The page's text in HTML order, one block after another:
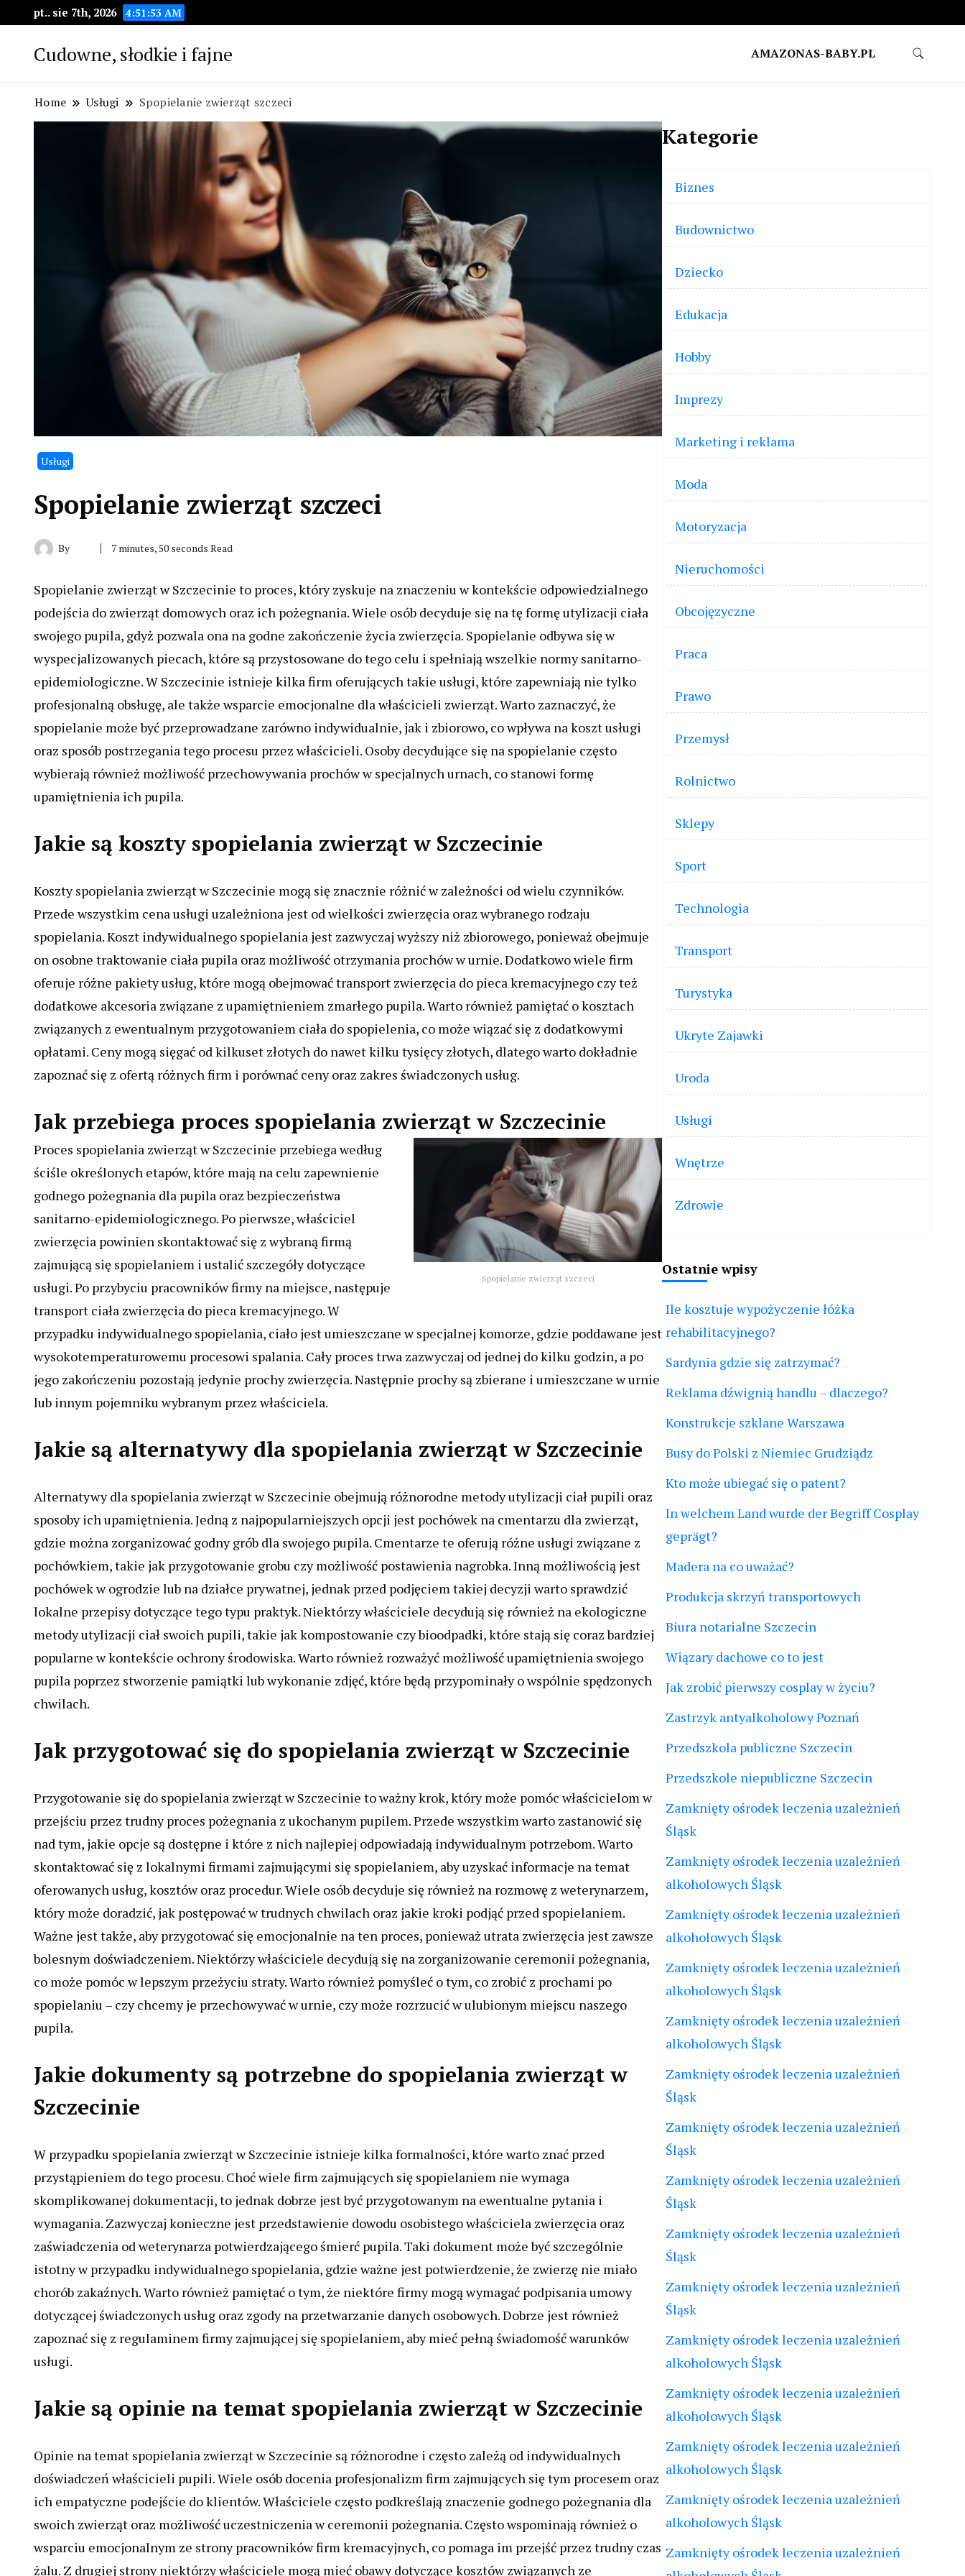
pt.. sie 7th, 2026 4:51:54 AM
Cudowne, słodkie i fajne AMAZONAS-BABY.PL
Home Usługi Spopielanie zwierząt szczeci
Usługi
Spopielanie zwierząt szczeci
By 7 minutes, 50 seconds Read
Spopielanie zwierząt w Szczecinie to proces, który zyskuje na znaczeniu w kontekście odpowiedzialnego
podejścia do zwierząt domowych oraz ich pożegnania. Wiele osób decyduje się na tę formę utylizacji ciała
swojego pupila, gdyż pozwala ona na godne zakończenie życia zwierzęcia. Spopielanie odbywa się w
wyspecjalizowanych piecach, które są przystosowane do tego celu i spełniają wszelkie normy sanitarno-
epidemiologiczne. W Szczecinie istnieje kilka firm oferujących takie usługi, które zapewniają nie tylko
profesjonalną obsługę, ale także wsparcie emocjonalne dla właścicieli zwierząt. Warto zaznaczyć, że
spopielanie może być przeprowadzane zarówno indywidualnie, jak i zbiorowo, co wpływa na koszt usługi
oraz sposób postrzegania tego procesu przez właścicieli. Osoby decydujące się na spopielanie często
wybierają również możliwość przechowywania prochów w specjalnych urnach, co stanowi formę
upamiętnienia ich pupila.
Jakie są koszty spopielania zwierząt w Szczecinie
Koszty spopielania zwierząt w Szczecinie mogą się znacznie różnić w zależności od wielu czynników.
Przede wszystkim cena usługi uzależniona jest od wielkości zwierzęcia oraz wybranego rodzaju
spopielania. Koszt indywidualnego spopielania jest zazwyczaj wyższy niż zbiorowego, ponieważ obejmuje
on osobne traktowanie ciała pupila oraz możliwość otrzymania prochów w urnie. Dodatkowo wiele firm
oferuje różne pakiety usług, które mogą obejmować transport zwierzęcia do pieca kremacyjnego czy też
dodatkowe akcesoria związane z upamiętnieniem zmarłego pupila. Warto również pamiętać o kosztach
związanych z ewentualnym przygotowaniem ciała do spopielenia, co może wiązać się z dodatkowymi
opłatami. Ceny mogą sięgać od kilkuset złotych do nawet kilku tysięcy złotych, dlatego warto dokładnie
zapoznać się z ofertą różnych firm i porównać ceny oraz zakres świadczonych usług.
Jak przebiega proces spopielania zwierząt w Szczecinie
Spopielanie zwierząt szczeci
Proces spopielania zwierząt w Szczecinie przebiega według
ściśle określonych etapów, które mają na celu zapewnienie
godnego pożegnania dla pupila oraz bezpieczeństwa
sanitarno-epidemiologicznego. Po pierwsze, właściciel
zwierzęcia powinien skontaktować się z wybraną firmą
zajmującą się spopielaniem i ustalić szczegóły dotyczące
usługi. Po przybyciu pracowników firmy na miejsce, następuje
transport ciała zwierzęcia do pieca kremacyjnego. W
przypadku indywidualnego spopielania, ciało jest umieszczane w specjalnej komorze, gdzie poddawane jest
wysokotemperaturowemu procesowi spalania. Cały proces trwa zazwyczaj od jednej do kilku godzin, a po
jego zakończeniu pozostają jedynie prochy zwierzęcia. Następnie prochy są zbierane i umieszczane w urnie
lub innym pojemniku wybranym przez właściciela.
Jakie są alternatywy dla spopielania zwierząt w Szczecinie
Alternatywy dla spopielania zwierząt w Szczecinie obejmują różnorodne metody utylizacji ciał pupili oraz
sposoby ich upamiętnienia. Jedną z najpopularniejszych opcji jest pochówek na cmentarzu dla zwierząt,
gdzie można zorganizować godny grób dla swojego pupila. Cmentarze te oferują różne usługi związane z
pochówkiem, takie jak przygotowanie grobu czy możliwość postawienia nagrobka. Inną możliwością jest
pochówek w ogrodzie lub na działce prywatnej, jednak przed podjęciem takiej decyzji warto sprawdzić
lokalne przepisy dotyczące tego typu praktyk. Niektórzy właściciele decydują się również na ekologiczne
metody utylizacji ciał swoich pupili, takie jak kompostowanie czy bioodpadki, które stają się coraz bardziej
popularne w kontekście ochrony środowiska. Warto również rozważyć możliwość upamiętnienia swojego
pupila poprzez stworzenie pamiątki lub wykonanie zdjęć, które będą przypominały o wspólnie spędzonych
chwilach.
Jak przygotować się do spopielania zwierząt w Szczecinie
Przygotowanie się do spopielania zwierząt w Szczecinie to ważny krok, który może pomóc właścicielom w
przejściu przez trudny proces pożegnania z ukochanym pupilem. Przede wszystkim warto zastanowić się
nad tym, jakie opcje są dostępne i które z nich najlepiej odpowiadają indywidualnym potrzebom. Warto
skontaktować się z lokalnymi firmami zajmującymi się spopielaniem, aby uzyskać informacje na temat
oferowanych usług, kosztów oraz procedur. Wiele osób decyduje się również na rozmowę z weterynarzem,
który może doradzić, jak postępować w trudnych chwilach oraz jakie kroki podjąć przed spopielaniem.
Ważne jest także, aby przygotować się emocjonalnie na ten proces, ponieważ utrata zwierzęcia jest zawsze
bolesnym doświadczeniem. Niektórzy właściciele decydują się na zorganizowanie ceremonii pożegnania,
co może pomóc w lepszym przeżyciu straty. Warto również pomyśleć o tym, co zrobić z prochami po
spopielaniu – czy chcemy je przechowywać w urnie, czy może rozrzucić w ulubionym miejscu naszego
pupila.
Jakie dokumenty są potrzebne do spopielania zwierząt w
Szczecinie
W przypadku spopielania zwierząt w Szczecinie istnieje kilka formalności, które warto znać przed
przystąpieniem do tego procesu. Choć wiele firm zajmujących się spopielaniem nie wymaga
skomplikowanej dokumentacji, to jednak dobrze jest być przygotowanym na ewentualne pytania i
wymagania. Zazwyczaj konieczne jest przedstawienie dowodu osobistego właściciela zwierzęcia oraz
zaświadczenia od weterynarza potwierdzającego śmierć pupila. Taki dokument może być szczególnie
istotny w przypadku indywidualnego spopielania, gdzie ważne jest potwierdzenie, że zwierzę nie miało
chorób zakaźnych. Warto również pamiętać o tym, że niektóre firmy mogą wymagać podpisania umowy
dotyczącej świadczonych usług oraz zgody na przetwarzanie danych osobowych. Dobrze jest również
zapoznać się z regulaminem firmy zajmującej się spopielaniem, aby mieć pełną świadomość warunków
usługi.
Jakie są opinie na temat spopielania zwierząt w Szczecinie
Opinie na temat spopielania zwierząt w Szczecinie są różnorodne i często zależą od indywidualnych
doświadczeń właścicieli pupili. Wiele osób docenia profesjonalizm firm zajmujących się tym procesem oraz
ich empatyczne podejście do klientów. Właściciele często podkreślają znaczenie godnego pożegnania dla
swoich zwierząt oraz możliwość uczestniczenia w ceremonii pożegnania. Często wspominają również o
wsparciu emocjonalnym ze strony pracowników firm kremacyjnych, co pomaga im przejść przez trudny czas
żalu. Z drugiej strony niektórzy właściciele mogą mieć obawy dotyczące kosztów związanych ze
Kategorie
Biznes
Budownictwo
Dziecko
Edukacja
Hobby
Imprezy
Marketing i reklama
Moda
Motoryzacja
Nieruchomości
Obcojęzyczne
Praca
Prawo
Przemysł
Rolnictwo
Sklepy
Sport
Technologia
Transport
Turystyka
Ukryte Zajawki
Uroda
Usługi
Wnętrze
Zdrowie
Ostatnie wpisy
Ile kosztuje wypożyczenie łóżka
rehabilitacyjnego?
Sardynia gdzie się zatrzymać?
Reklama dźwignią handlu – dlaczego?
Konstrukcje szklane Warszawa
Busy do Polski z Niemiec Grudziądz
Kto może ubiegać się o patent?
In welchem Land wurde der Begriff Cosplay
geprägt?
Madera na co uważać?
Produkcja skrzyń transportowych
Biura notarialne Szczecin
Wiązary dachowe co to jest
Jak zrobić pierwszy cosplay w życiu?
Zastrzyk antyalkoholowy Poznań
Przedszkola publiczne Szczecin
Przedszkole niepubliczne Szczecin
Zamknięty ośrodek leczenia uzależnień
Śląsk
Zamknięty ośrodek leczenia uzależnień
alkoholowych Śląsk
Zamknięty ośrodek leczenia uzależnień
alkoholowych Śląsk
Zamknięty ośrodek leczenia uzależnień
alkoholowych Śląsk
Zamknięty ośrodek leczenia uzależnień
alkoholowych Śląsk
Zamknięty ośrodek leczenia uzależnień
Śląsk
Zamknięty ośrodek leczenia uzależnień
Śląsk
Zamknięty ośrodek leczenia uzależnień
Śląsk
Zamknięty ośrodek leczenia uzależnień
Śląsk
Zamknięty ośrodek leczenia uzależnień
Śląsk
Zamknięty ośrodek leczenia uzależnień
alkoholowych Śląsk
Zamknięty ośrodek leczenia uzależnień
alkoholowych Śląsk
Zamknięty ośrodek leczenia uzależnień
alkoholowych Śląsk
Zamknięty ośrodek leczenia uzależnień
alkoholowych Śląsk
Zamknięty ośrodek leczenia uzależnień